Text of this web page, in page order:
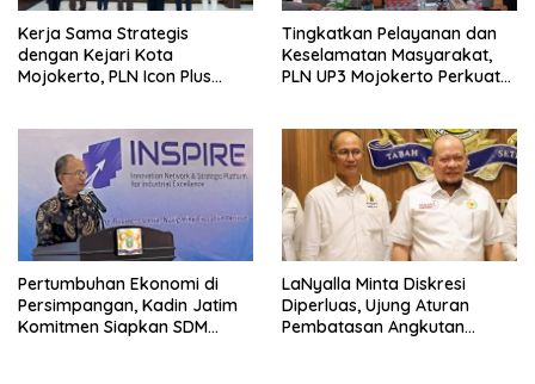
Kerja Sama Strategis
dengan Kejari Kota
Mojokerto, PLN Icon Plus
Tingkatkan Pelayanan dan
Keselamatan Masyarakat,
PLN UP3 Mojokerto Perkuat
Pertumbuhan Ekonomi di
Persimpangan, Kadin Jatim
Komitmen Siapkan SDM
LaNyalla Minta Diskresi
Diperluas, Ujung Aturan
Pembatasan Angkutan